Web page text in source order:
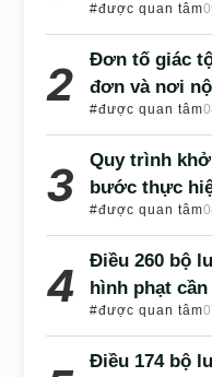
#được quan tâm
Đơn tố giác
đơn và nơi
#được quan tâm
Quy trình
bước thực
#được quan tâm
Điều 260 bộ
hình phạt
#được quan tâm
Điều 174 bộ